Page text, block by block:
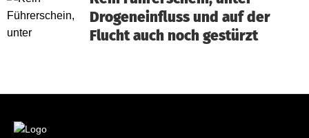
Drogeneinfluss und auf der
Flucht auch noch gestürzt